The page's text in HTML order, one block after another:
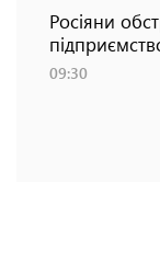
Росіяни
09:30